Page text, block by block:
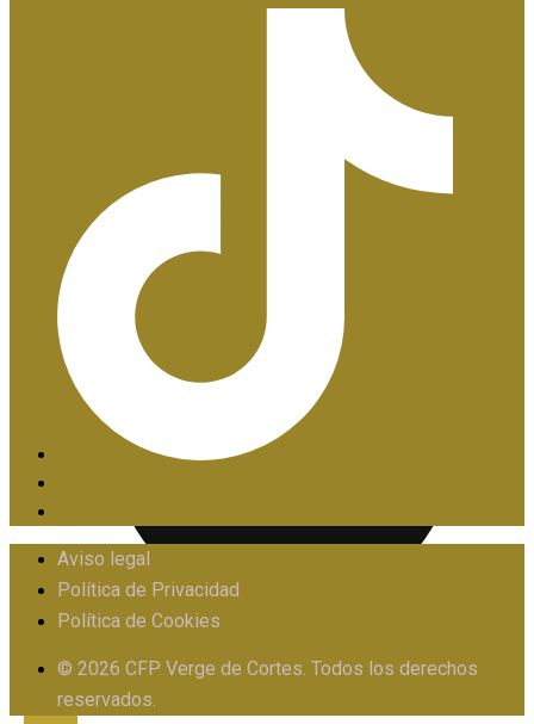
X
Aviso legal
Política de Privacidad
Política de Cookies
© 2026 CFP Verge de Cortes. Todos los derechos
reservados.